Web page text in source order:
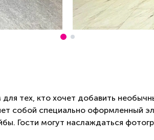
тех, кто хочет добавить
собой специально оформленный
Гости могут наслаждаться